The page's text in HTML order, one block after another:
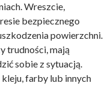
Wreszcie,
bezpiecznego
powierzchni.
trudności, mają
sobie z sytuacją.
farby lub innych